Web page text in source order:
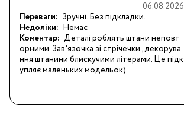
06.08.2026
Переваги: Зручні. Без підкладки.
Недоліки: Немає
Коментар: Деталі роблять штани неповт
орними. Завʼязочка зі стрічечки , декорува
ння штанини блискучими літерами. Це підк
упляє маленьких модельок)